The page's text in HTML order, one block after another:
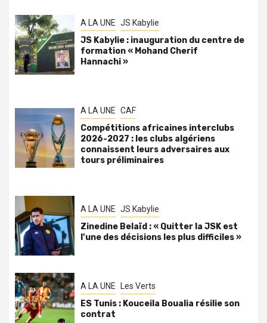
A LA UNE JS Kabylie
JS Kabylie : inauguration du centre de
formation « Mohand Cherif
Hannachi »
A LA UNE CAF
Compétitions africaines interclubs
2026-2027 : les clubs algériens
connaissent leurs adversaires aux
tours préliminaires
A LA UNE JS Kabylie
Zinedine Belaïd : « Quitter la JSK est
l’une des décisions les plus difficiles »
A LA UNE Les Verts
ES Tunis : Kouceila Boualia résilie son
contrat